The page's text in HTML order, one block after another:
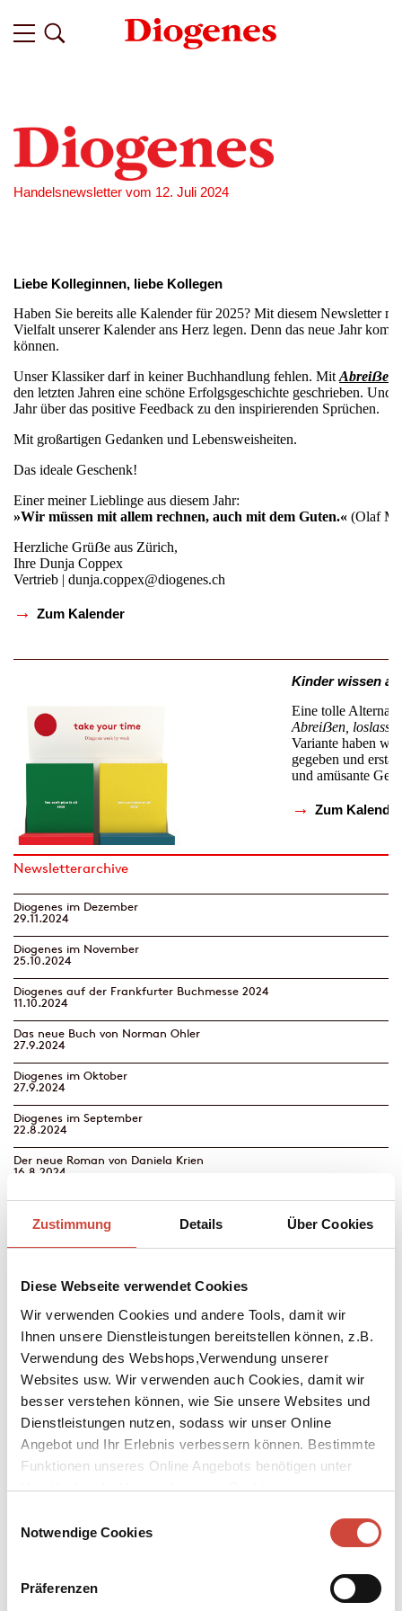
Zustimmung Details Über Cookies
Diese Webseite verwendet Cookies
Wir verwenden Cookies und andere Tools, damit wir
Ihnen unsere Dienstleistungen bereitstellen können, z.B.
Verwendung des Webshops,Verwendung unserer
Websites usw. Wir verwenden auch Cookies, damit wir
besser verstehen können, wie Sie unsere Websites und
Dienstleistungen nutzen, sodass wir unser Online
Angebot und Ihr Erlebnis verbessern können. Bestimmte
Funktionen unseres Online Angebots benötigen unter
Umständen die Verwendung von Cookies von
Notwendige Cookies
Präferenzen
Newsletterarchive
Diogenes im Dezember
29.11.2024
Diogenes im November
25.10.2024
Diogenes auf der Frankfurter Buchmesse 2024
11.10.2024
Das neue Buch von Norman Ohler
27.9.2024
Diogenes im Oktober
27.9.2024
Diogenes im September
22.8.2024
Der neue Roman von Daniela Krien
16.8.2024
Diogenes im August | Neues von Benedict Wells
Diogenes im August | Neues von Benedict Wells und Paulo Coelho
Diogenes | unsere Kalendervielfalt
Diogenes im Juli | Live-Talk mit Micha Lewinsky
28.6.2024
Diogenes im Juli |
28.6.2024
31.5.2024
Diogenes im Juni | Brunettis neuester Fall
31.5.2024
Diogenes im Mai | Bruno, Chef de police ermittelt wieder
Neue Diogenes eBook Leseexemplare
25.4.2024